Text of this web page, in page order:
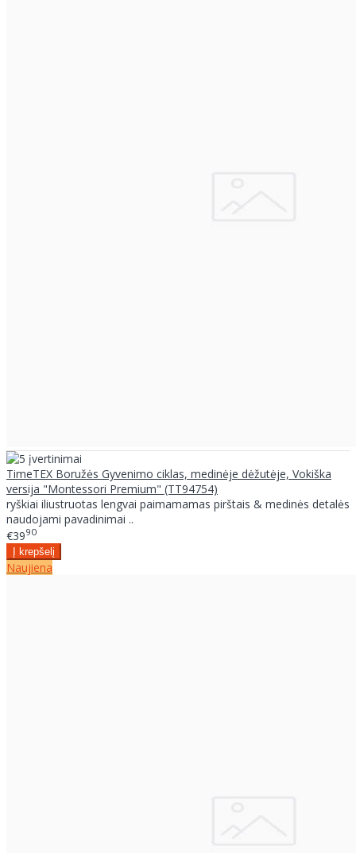
TimeTEX Boružės Gyvenimo ciklas, medinėje dėžutėje, Vokiška
versija "Montessori Premium" (TT94754)
ryškiai iliustruotas lengvai paimamamas pirštais & medinės detalės
naudojami pavadinimai ..
€3990
Naujiena